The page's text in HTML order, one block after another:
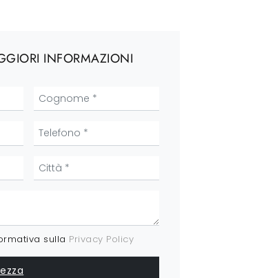
INFORMAZIONI
sulla Privacy Policy